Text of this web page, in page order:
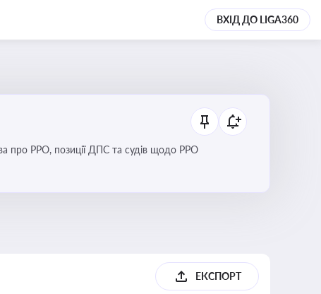
ВХІД ДО LIGA360
Новини та зміни щодо використання реєстраторів розрахункових операцій, аналіз законодавства про РРО, позиції ДПС та судів щодо РРО
ЕКСПОРТ